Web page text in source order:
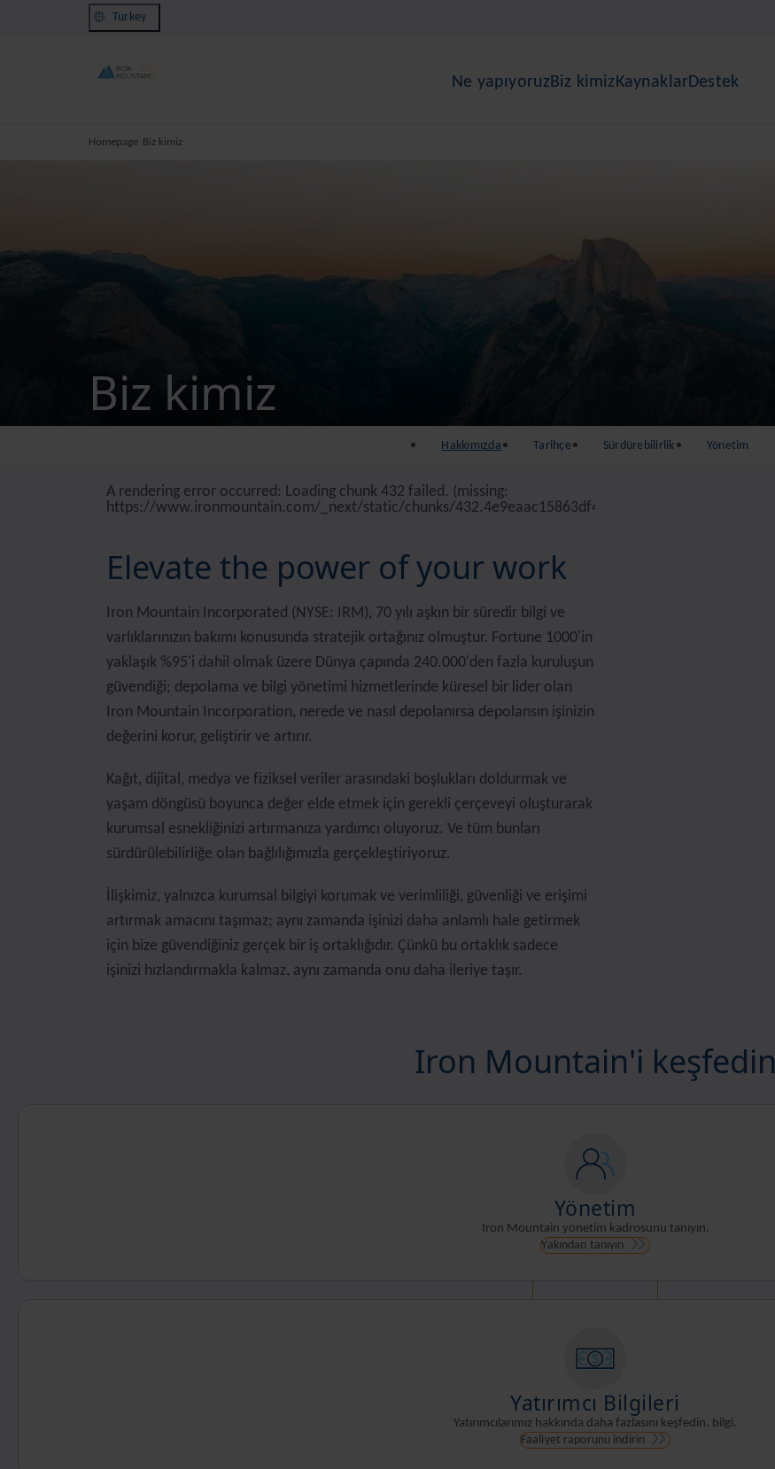
Turkey
Ne yapıyoruz Biz kimiz KaynaklarDestek
Homepage Biz kimiz
Biz kimiz
Hakkımızda Tarihçe Sürdürebilirlik Yönetim
A rendering error occurred: Loading chunk 432 failed. (missing:
https://www.ironmountain.com/_next/static/chunks/432.4e9eaac15863df4d.js)
Elevate the power of your work
Iron Mountain Incorporated (NYSE: IRM), 70 yılı aşkın bir süredir bilgi ve
varlıklarınızın bakımı konusunda stratejik ortağınız olmuştur. Fortune 1000'in
yaklaşık %95'i dahil olmak üzere Dünya çapında 240.000'den fazla kuruluşun
güvendiği; depolama ve bilgi yönetimi hizmetlerinde küresel bir lider olan
Iron Mountain Incorporation, nerede ve nasıl depolanırsa depolansın işinizin
değerini korur, geliştirir ve artırır.
Kağıt, dijital, medya ve fiziksel veriler arasındaki boşlukları doldurmak ve
yaşam döngüsü boyunca değer elde etmek için gerekli çerçeveyi oluşturarak
kurumsal esnekliğinizi artırmanıza yardımcı oluyoruz. Ve tüm bunları
sürdürülebilirliğe olan bağlılığımızla gerçekleştiriyoruz.
İlişkimiz, yalnızca kurumsal bilgiyi korumak ve verimliliği, güvenliği ve erişimi
artırmak amacını taşımaz; aynı zamanda işinizi daha anlamlı hale getirmek
için bize güvendiğiniz gerçek bir iş ortaklığıdır. Çünkü bu ortaklık sadece
işinizi hızlandırmakla kalmaz, aynı zamanda onu daha ileriye taşır.
Iron Mountain'i keşfedin
Yönetim
Iron Mountain yönetim kadrosunu tanıyın.
Yakından tanıyın
Yatırımcı Bilgileri
Yatırımcılarımız hakkında daha fazlasını keşfedin. bilgi.
Faaliyet raporunu indirin